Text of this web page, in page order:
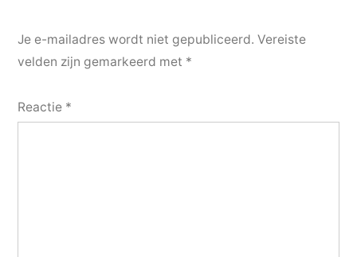
Je e-mailadres wordt niet gepubliceerd. Vereiste
velden zijn gemarkeerd met *
Reactie *